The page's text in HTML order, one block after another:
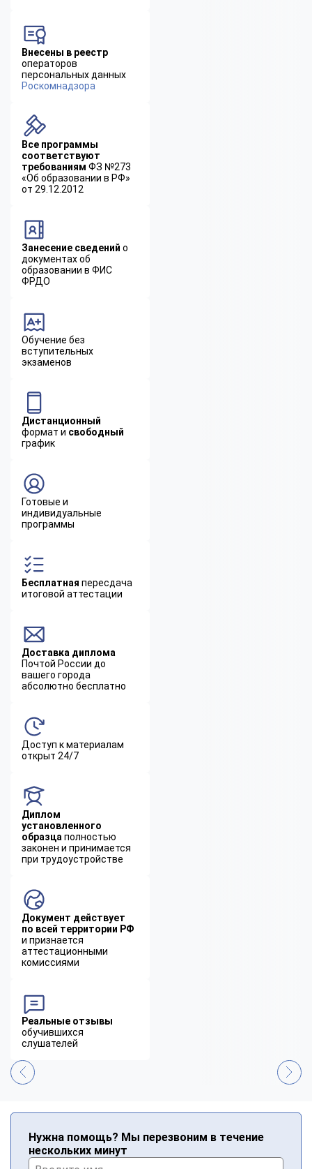
Внесены в реестр
операторов
персональных данных
Роскомнадзора
Все программы
соответствуют
требованиям ФЗ №273
«Об образовании в РФ»
от 29.12.2012
Занесение сведений о
документах об
образовании в ФИС
ФРДО
Обучение без
вступительных
экзаменов
Дистанционный
формат и свободный
график
Готовые и
индивидуальные
программы
Бесплатная пересдача
итоговой аттестации
Доставка диплома
Почтой России до
вашего города
абсолютно бесплатно
Доступ к материалам
открыт 24/7
Диплом
установленного
образца полностью
законен и принимается
при трудоустройстве
Документ действует
по всей территории РФ
и признается
аттестационными
комиссиями
Реальные отзывы
обучившихся
слушателей
Нужна помощь? Мы перезвоним в течение
нескольких минут